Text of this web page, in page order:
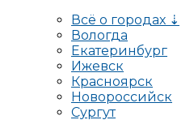
Всё о городах ⇣
Вологда
Екатеринбург
Ижевск
Красноярск
Новороссийск
Сургут